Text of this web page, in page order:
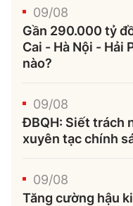
09/08
Gần 290.000 tỷ
Cai - Hà Nội - Hải
nào?
09/08
ĐBQH: Siết trách
xuyên tạc chính
09/08
Tăng cường hậu